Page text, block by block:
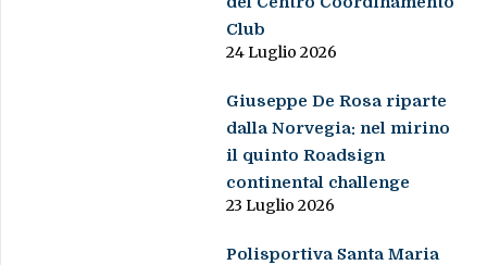
Club
24 Luglio 2026
Giuseppe De Rosa riparte
dalla Norvegia: nel mirino
il quinto Roadsign
continental challenge
23 Luglio 2026
Polisportiva Santa Maria